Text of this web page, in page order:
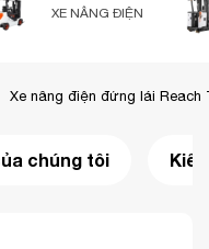
XE NÂNG ĐIỆN
Xe nâng điện đứng lái Reach
chúng tôi